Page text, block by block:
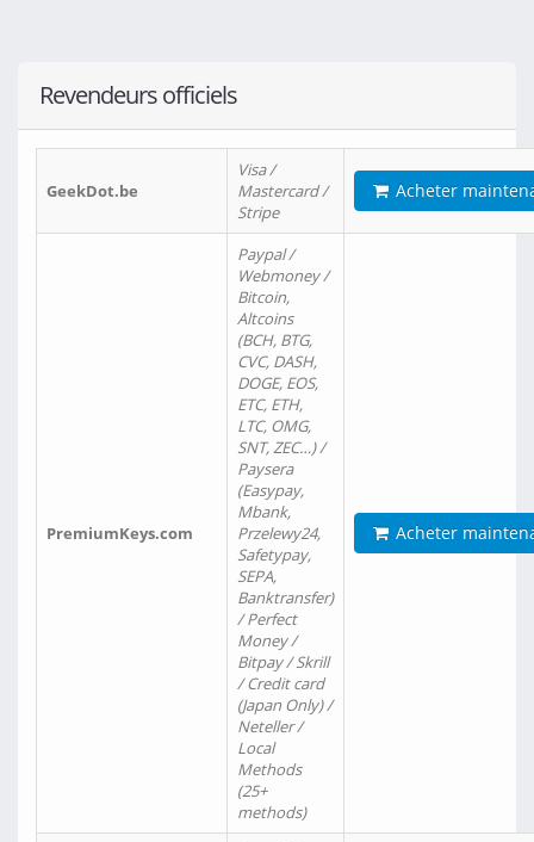
Revendeurs officiels
GeekDot.be
Visa /
Mastercard /
Stripe
Acheter
PremiumKeys.com
Paypal /
Webmoney /
Bitcoin,
Altcoins
(BCH, BTG,
CVC, DASH,
DOGE, EOS,
ETC, ETH,
LTC, OMG,
SNT, ZEC…) /
Paysera
(Easypay,
Mbank,
Przelewy24,
Safetypay,
SEPA,
Banktransfer)
/ Perfect
Money /
Bitpay / Skrill
/ Credit card
(Japan Only) /
Neteller /
Local
Methods
(25+
methods)
Acheter